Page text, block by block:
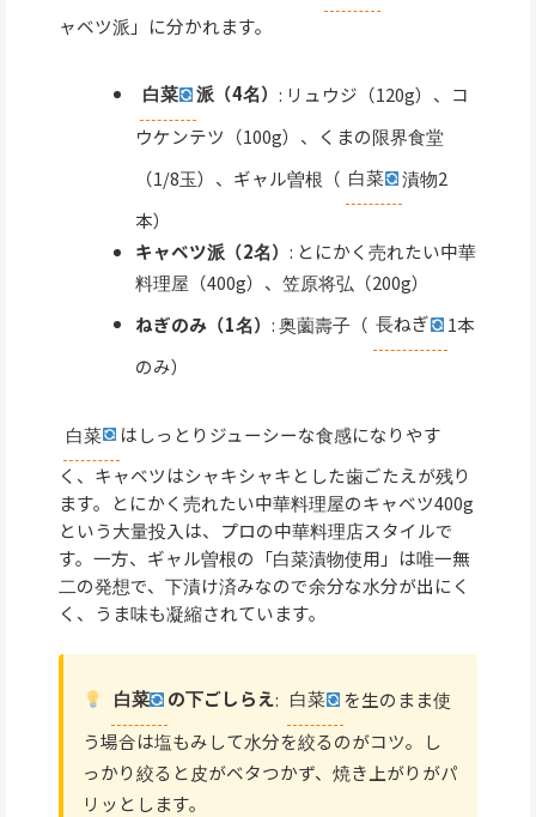
ャベツ派」に分かれます。
白菜 派（4名）: リュウジ（120g）、コ
ウケンテツ（100g）、くまの限界食堂
（1/8玉）、ギャル曽根（ 白菜
漬物2
本）
キャベツ派（2名） : とにかく売れたい中華
料理屋（400g）、笠原将弘（200g）
ねぎのみ（1名） : 奥薗壽子（ 長ねぎ
1本
のみ）
白菜
はしっとりジューシーな食感になりやす
く、キャベツはシャキシャキとした歯ごたえが残り
ます。とにかく売れたい中華料理屋のキャベツ400g
という大量投入は、プロの中華料理店スタイルで
す。一方、ギャル曽根の「白菜漬物使用」は唯一無
二の発想で、下漬け済みなので余分な水分が出にく
く、うま味も凝縮されています。
白菜 の下ごしらえ: 白菜
を生のまま使
う場合は塩もみして水分を絞るのがコツ。し
っかり絞ると皮がベタつかず、焼き上がりがパ
リッとします。